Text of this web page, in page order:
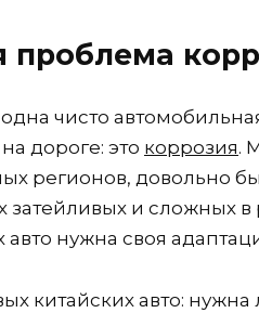
проблема
чисто
дороге: это коррозия.
регионов, довольно
затейливых и сложных в
авто нужна своя